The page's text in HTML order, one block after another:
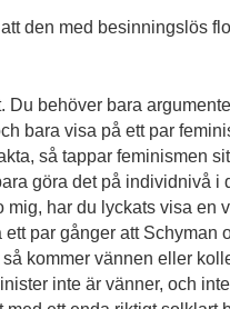
den med besinningslös
Du behöver bara
bara visa på ett par
så tappar feminismen
göra det på individnivå i
mig, har du lyckats visa en
ett par gånger att Schyman
kommer vännen eller
inte är vänner, och